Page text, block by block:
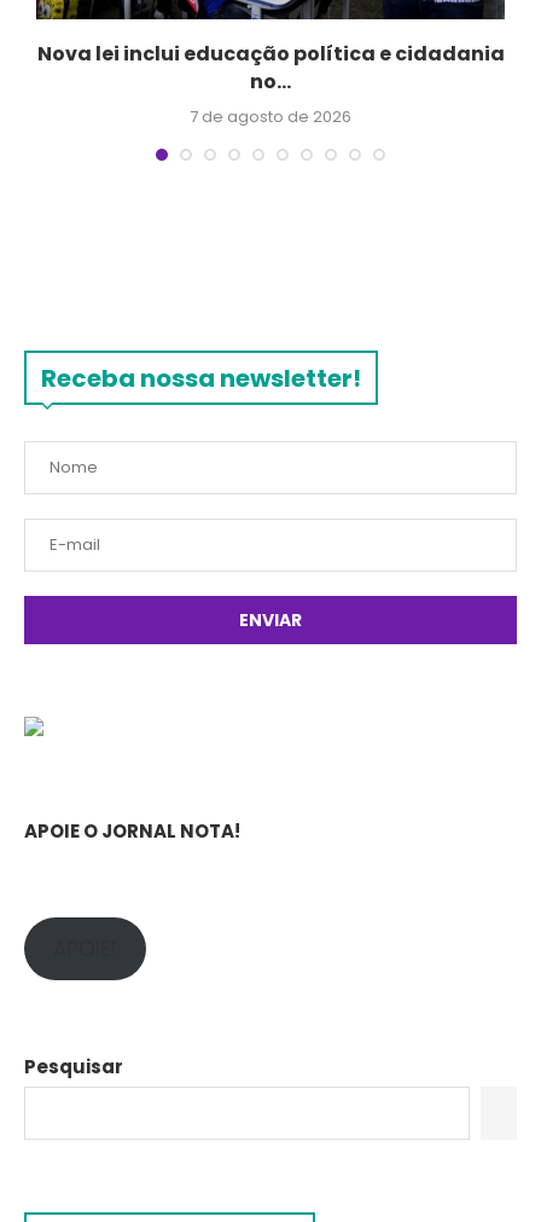
Nova lei inclui educação política e cidadania
no...
7 de agosto de 2026
Receba nossa newsletter!
APOIE O JORNAL NOTA!
Pesquisar